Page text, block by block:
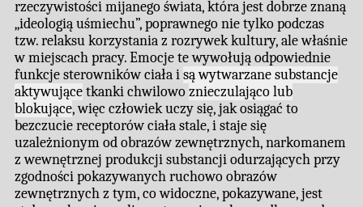
rzeczywistości mijanego świata, która jest dobrze znaną
„ideologią uśmiechu”, poprawnego nie tylko podczas
tzw. relaksu korzystania z rozrywek kultury, ale właśnie
w miejscach pracy. Emocje te wywołują odpowiednie
funkcje sterowników ciała isą wytwarzane substancje
aktywującetkanki chwilowoznieczulająco lub
blokujące, więc człowiek uczy się, jak osiągać to
bezczucie receptorów ciała stale, i staje się
uzależnionym od obrazów zewnętrznych, narkomanem
z wewnętrznej produkcji substancji odurzających przy
zgodności pokazywanych ruchowo obrazów
zewnętrznych z tym, co widoczne, pokazywane, jest